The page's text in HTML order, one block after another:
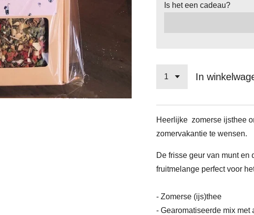
Is het een cadeau?
In
Heerlijke zomerse ijsthee
zomervakantie te wensen.
De frisse geur van munt en
fruitmelange perfect voor
- Zomerse (ijs)thee
- Gearomatiseerde mix met